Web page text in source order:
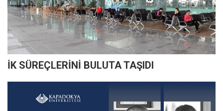
İK SÜREÇLERİNİ BULUTA TAŞIDI